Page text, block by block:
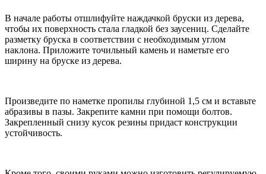
В начале работы отшлифуйте наждачкой бруски из дерева,
чтобы их поверхность стала гладкой без заусениц. Сделайте
разметку бруска в соответствии с необходимым углом
наклона. Приложите точильный камень и наметьте его
ширину на бруске из дерева.
Произведите по наметке пропилы глубиной 1,5 см и вставьте
абразивы в пазы. Закрепите камни при помощи болтов.
Закрепленный снизу кусок резины придаст конструкции
устойчивость.